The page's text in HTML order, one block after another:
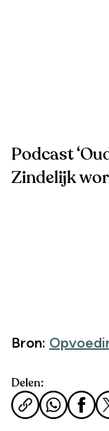
Podcast
Zindelijk
Bron:
Delen: